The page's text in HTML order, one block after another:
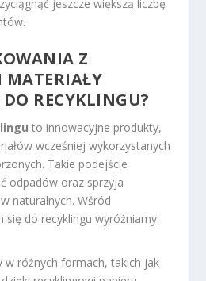
jeszcze większą liczbę
Z
MATERIAŁY
RECYKLINGU?
to innowacyjne produkty,
wcześniej wykorzystanych
Takie podejście
odpadów oraz sprzyja
naturalnych. Wśród
się do recyklingu wyróżniamy:
w różnych formach, takich jak